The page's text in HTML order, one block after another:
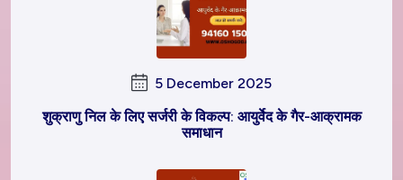
5 December 2025
शुक्राणु निल के लिए सर्जरी के विकल्प: आयुर्वेद के गैर-आक्रामक
समाधान